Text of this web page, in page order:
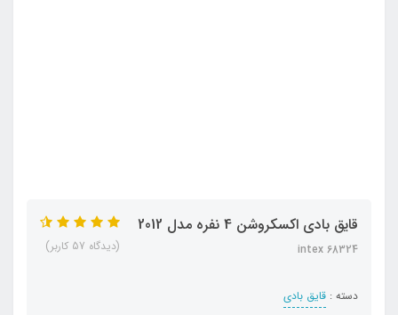
قایق بادی اکسکروشن 4 نفره مدل 2012
intex 68324
دسته : قایق بادی
(دیدگاه 57 کاربر)